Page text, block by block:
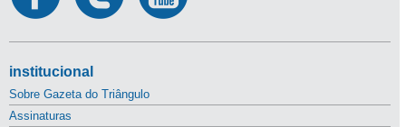
institucional
Sobre Gazeta do Triângulo
Assinaturas